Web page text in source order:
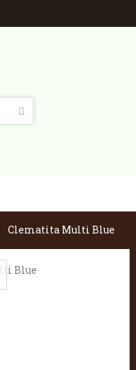
Clematita Multi Blue